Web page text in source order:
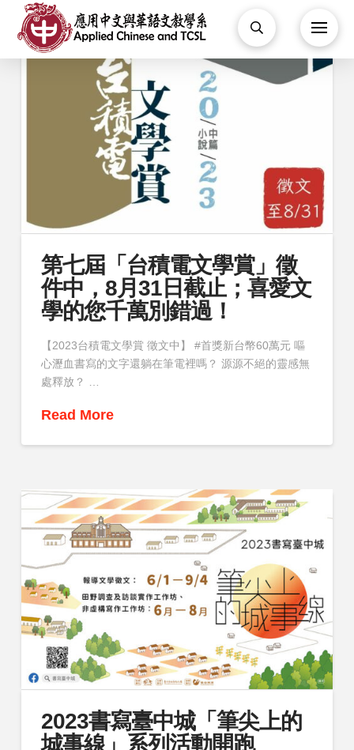
第七屆「台積電文學賞」徵
件中，8月31日截止；喜愛文
學的您千萬別錯過！
【2023台積電文學賞 徵文中】 #首獎新台幣60萬元 ​嘔
心瀝血書寫的文字還躺在筆電裡嗎？ 源源不絕的靈感無
處釋放？ …
Read More
2023書寫臺中城「筆尖上的
城事線」系列活動開跑